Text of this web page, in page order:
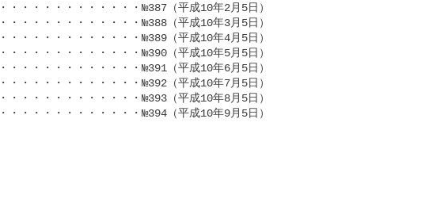
・・・・・・・・・・№387（平成10年2月5日）
・・・・・・・・・・№388（平成10年3月5日）
・・・・・・・・・・№389（平成10年4月5日）
・・・・・・・・・・№390（平成10年5月5日）
・・・・・・・・・・№391（平成10年6月5日）
・・・・・・・・・・№392（平成10年7月5日）
・・・・・・・・・・№393（平成10年8月5日）
・・・・・・・・・・・・№394（平成10年9月5日）